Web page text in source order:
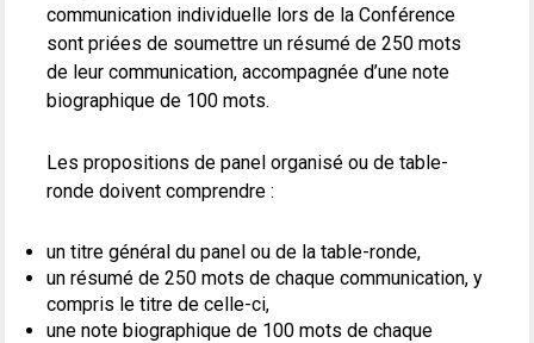
communication individuelle lors de la Conférence
sont priées de soumettre un résumé de 250 mots
de leur communication, accompagnée d’une note
biographique de 100 mots.
Les propositions de panel organisé ou de table-
ronde doivent comprendre :
un titre général du panel ou de la table-ronde,
un résumé de 250 mots de chaque communication, y
compris le titre de celle-ci,
une note biographique de 100 mots de chaque